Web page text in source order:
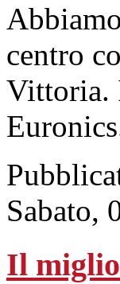
centro
Vittoria.
Sabato,
Il